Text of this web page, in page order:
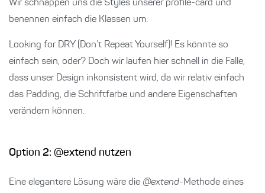
Wir schnappen uns die Styles unserer profile-card und
benennen einfach die Klassen um:
Looking for DRY (Don’t Repeat Yourself)! Es könnte so
einfach sein, oder? Doch wir laufen hier schnell in die Falle,
dass unser Design inkonsistent wird, da wir relativ einfach
das Padding, die Schriftfarbe und andere Eigenschaften
verändern können.
Option 2: @extend nutzen
Eine elegantere Lösung wäre die @extend-Methode eines